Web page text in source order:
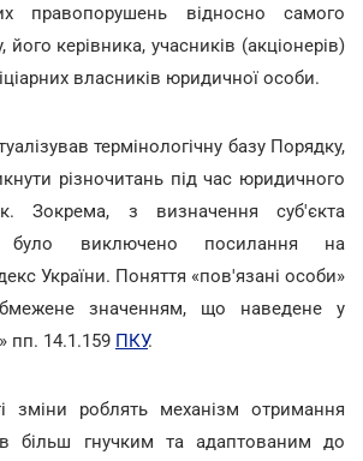
правопорушень відносно самого
його керівника, учасників (акціонерів)
власників юридичної особи.
термінологічну базу Порядку,
різночитань під час юридичного
Зокрема, з визначення суб'єкта
було виключено посилання на
України. Поняття «пов'язані особи»
значенням, що наведене у
пп. 14.1.159 ПКУ.
зміни роблять механізм отримання
більш гнучким та адаптованим до